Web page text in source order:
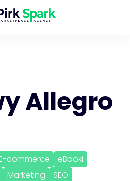
Allegro
commerce
eBooki
Marketing
SEO